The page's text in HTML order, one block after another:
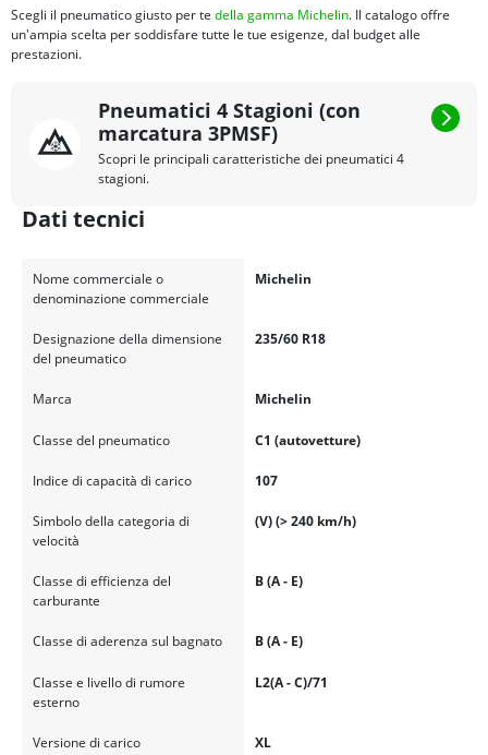
Scegli il pneumatico giusto per te della gamma Michelin. Il catalogo offre
un'ampia scelta per soddisfare tutte le tue esigenze, dal budget alle
prestazioni.
Pneumatici 4 Stagioni (con
marcatura 3PMSF)
Scopri le principali caratteristiche dei pneumatici 4
stagioni.
Dati tecnici
Nome commerciale o
denominazione commerciale
Michelin
Designazione della dimensione
del pneumatico
235/60 R18
Marca Michelin
Classe del pneumatico C1 (autovetture)
Indice di capacità di carico 107
Simbolo della categoria di
velocità
(V) (> 240 km/h)
Classe di efficienza del
carburante
B (A - E)
Classe di aderenza sul bagnato B (A - E)
Classe e livello di rumore
esterno
L2(A - C)/71
Versione di carico XL